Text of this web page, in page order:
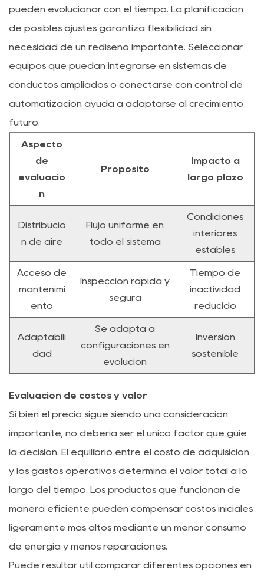
pueden evolucionar con el tiempo. La planificación
de posibles ajustes garantiza flexibilidad sin
necesidad de un rediseño importante. Seleccionar
equipos que puedan integrarse en sistemas de
conductos ampliados o conectarse con control de
automatización ayuda a adaptarse al crecimiento
futuro.
Aspecto
de
evaluació
n
Propósito
Impacto a
largo plazo
Distribució
n de aire
Flujo uniforme en
todo el sistema
Condiciones
interiores
estables
Acceso de
mantenimi
ento
Inspección rápida y
segura
Tiempo de
inactividad
reducido
Adaptabili
dad
Se adapta a
configuraciones en
evolución
Inversión
sostenible
Evaluación de costos y valor
Si bien el precio sigue siendo una consideración
importante, no debería ser el único factor que guíe
la decisión. El equilibrio entre el costo de adquisición
y los gastos operativos determina el valor total a lo
largo del tiempo. Los productos que funcionan de
manera eficiente pueden compensar costos iniciales
ligeramente más altos mediante un menor consumo
de energía y menos reparaciones.
Puede resultar útil comparar diferentes opciones en